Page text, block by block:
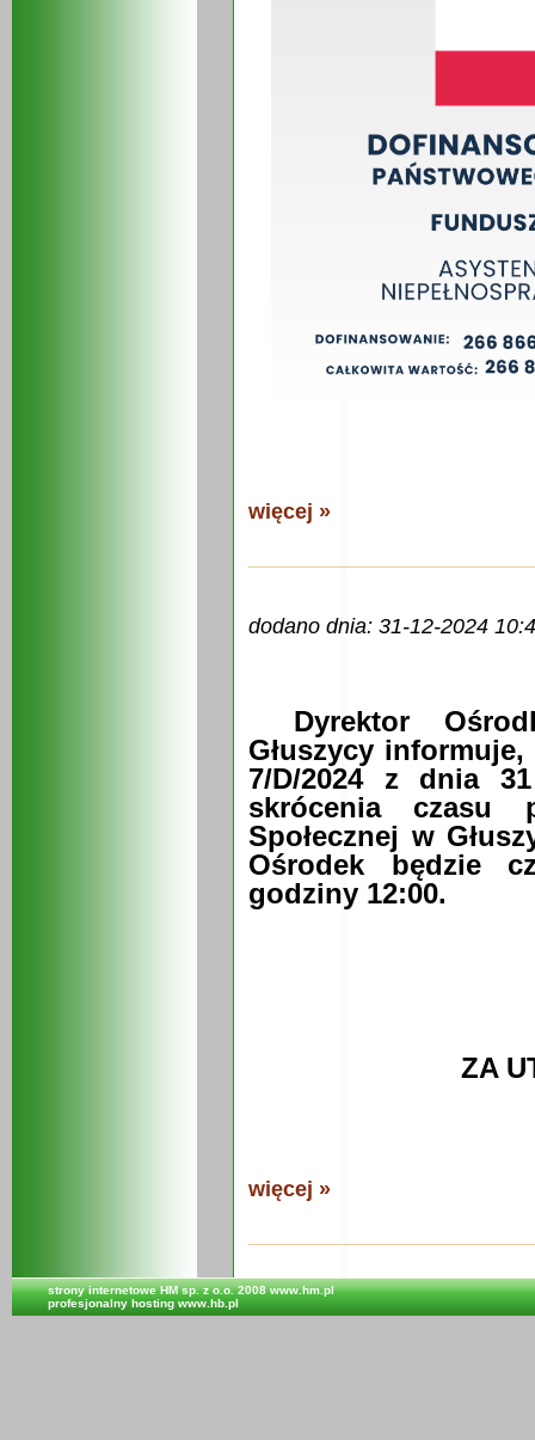
więcej »
dodano dnia: 31-12-2024
Dyrektor
Głuszycy
7/D/2024 z dnia
skrócenia czasu
Społecznej w
Ośrodek będzie
godziny 12:00.
ZA
więcej »
strony internetoweHM sp. z o.o. 2008 www.hm.pl
profesjonalny hosting www.hb.pl